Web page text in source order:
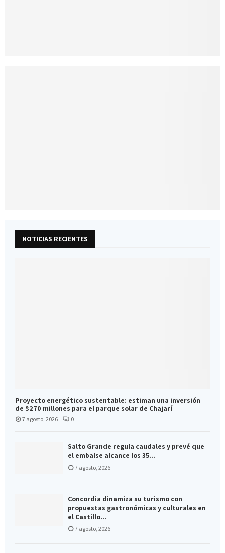
NOTICIAS RECIENTES
Proyecto energético sustentable: estiman una inversión
de $270 millones para el parque solar de Chajarí
7 agosto, 2026 0
Salto Grande regula caudales y prevé que
el embalse alcance los 35...
7 agosto, 2026
Concordia dinamiza su turismo con
propuestas gastronómicas y culturales en
el Castillo...
7 agosto, 2026